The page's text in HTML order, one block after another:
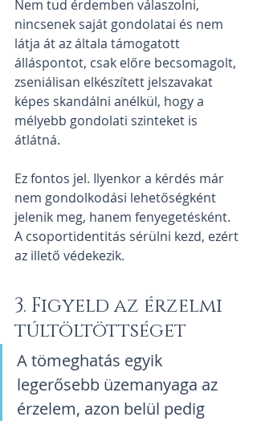
Nem tud érdemben válaszolni,
nincsenek saját gondolatai és nem
látja át az általa támogatott
álláspontot, csak előre becsomagolt,
zseniálisan elkészített jelszavakat
képes skandálni anélkül, hogy a
mélyebb gondolati szinteket is
átlátná.
Ez fontos jel. Ilyenkor a kérdés már
nem gondolkodási lehetőségként
jelenik meg, hanem fenyegetésként.
A csoportidentitás sérülni kezd, ezért
az illető védekezik.
3. Figyeld az érzelmi
túltöltöttséget
A tömeghatás egyik
legerősebb üzemanyaga az
érzelem, azon belül pedig